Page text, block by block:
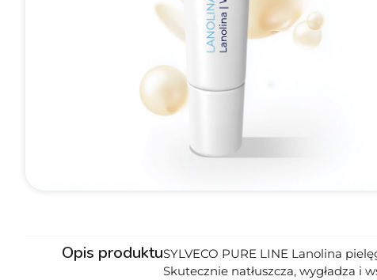
Opis produktuSYLVECO PURE LINE Lanolina
Skutecznie natłuszcza, wygładza i